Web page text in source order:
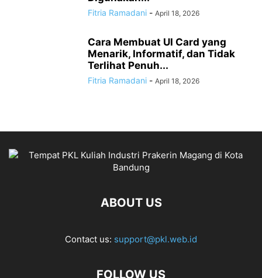
Fitria Ramadani - April 18, 2026
Cara Membuat UI Card yang
Menarik, Informatif, dan Tidak
Terlihat Penuh...
Fitria Ramadani - April 18, 2026
ABOUT US
Contact us: support@pkl.web.id
FOLLOW US